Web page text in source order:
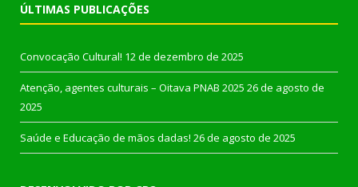
ÚLTIMAS PUBLICAÇÕES
Convocação Cultural! 12 de dezembro de 2025
Atenção, agentes culturais – Oitava PNAB 2025 26 de agosto de
2025
Saúde e Educação de mãos dadas! 26 de agosto de 2025